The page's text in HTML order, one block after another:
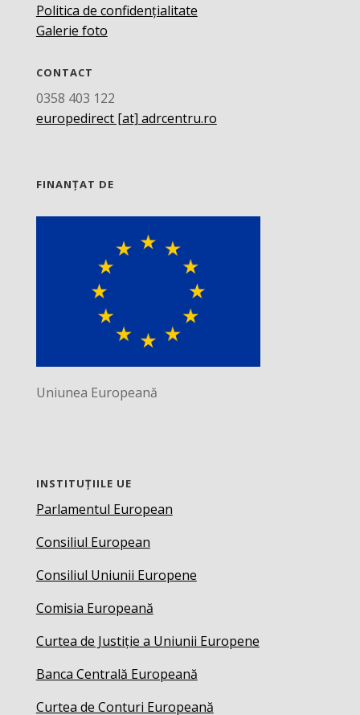
Politica de confidențialitate
Galerie foto
CONTACT
0358 403 122
europedirect [at] adrcentru.ro
FINANȚAT DE
Uniunea Europeană
INSTITUȚIILE UE
Parlamentul European
Consiliul European
Consiliul Uniunii Europene
Comisia Europeană
Curtea de Justiție a Uniunii Europene
Banca Centrală Europeană
Curtea de Conturi Europeană